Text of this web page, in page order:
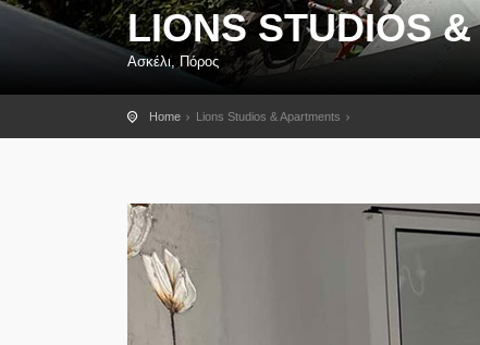
LIONS STUDIOS
Ασκέλι, Πόρος
Home Lions Studios & Apartments